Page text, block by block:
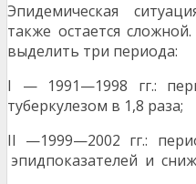
Эпидемическая
также остается
выделить три периода:
I — 1991—1998 гг.:
туберкулезом в 1,8 раза;
II —1999—2002 гг.:
эпидпоказателей и